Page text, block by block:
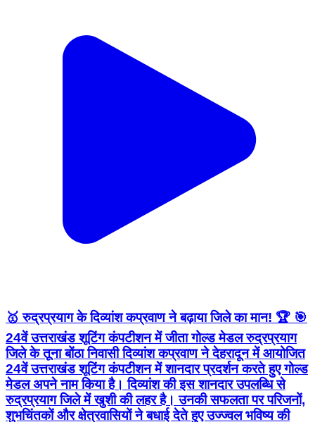
🥇 रुद्रप्रयाग के दिव्यांश कप्रवाण ने बढ़ाया जिले का मान! 🏆 🎯
24वें उत्तराखंड शूटिंग कंपटीशन में जीता गोल्ड मेडल रुद्रप्रयाग
जिले के तूना बोंठा निवासी दिव्यांश कप्रवाण ने देहरादून में आयोजित
24वें उत्तराखंड शूटिंग कंपटीशन में शानदार प्रदर्शन करते हुए गोल्ड
मेडल अपने नाम किया है। दिव्यांश की इस शानदार उपलब्धि से
रुद्रप्रयाग जिले में खुशी की लहर है। उनकी सफलता पर परिजनों,
शुभचिंतकों और क्षेत्रवासियों ने बधाई देते हुए उज्ज्वल भविष्य की